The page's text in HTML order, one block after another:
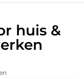
huis &